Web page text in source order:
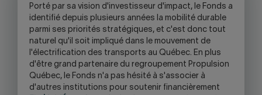
-
WARNING,
THIS
LINK
WILL
OPEN
YOUR
SKYPE
Porté par sa vision d'investisseur d'impact, le Fonds a
identifié depuis plusieurs années la mobilité durable
parmi ses priorités stratégiques, et c'est donc tout
naturel qu'il soit impliqué dans le mouvement de
l'électrification des transports au Québec. En plus
d'être grand partenaire du regroupement Propulsion
Québec, le Fonds n'a pas hésité à s'associer à
d'autres institutions pour soutenir financièrement